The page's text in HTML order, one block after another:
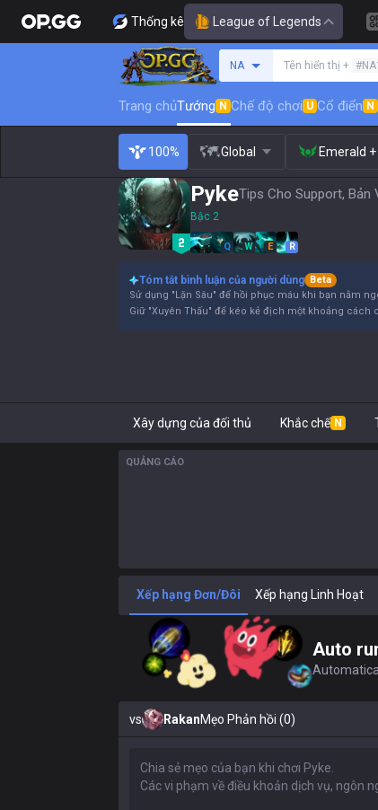
Thống kê League of Legends
NA
Tìm kiếm người chơi
Tên hiển thị + #NA1
Trang chủTướng N Chế độ chơi U Cổ điển N
100% Global Emerald +
PykeTips Cho Support, Bản
Bậc 2
Q W E R
Tóm tắt bình luận của người dùng Beta
Sử dụng "Lặn Sâu" để hồi phục máu khi bạn nằm
Giữ "Xuyên Thấu" để kéo kẻ địch một khoảng
Xây dựng của đối thủ Khắc chế N
QUẢNG CÁO
Xếp hạng Đơn/Đôi Xếp hạng Linh Hoạt
Auto
vs RakanMẹo Phản hồi (0)